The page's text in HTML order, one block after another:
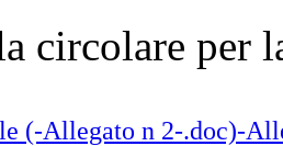
circolare per
-